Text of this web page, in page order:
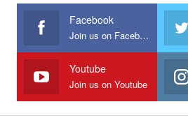
Facebook
Join us on Facebook
Youtube
Join us on Youtube